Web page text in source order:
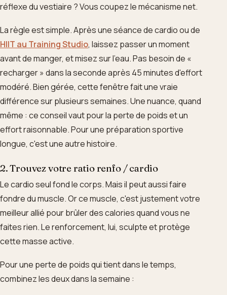
réflexe du vestiaire ? Vous coupez le mécanisme net.
La règle est simple. Après une séance de cardio ou de
HIIT au Training Studio, laissez passer un moment
avant de manger, et misez sur l'eau. Pas besoin de «
recharger » dans la seconde après 45 minutes d'effort
modéré. Bien gérée, cette fenêtre fait une vraie
différence sur plusieurs semaines. Une nuance, quand
même : ce conseil vaut pour la perte de poids et un
effort raisonnable. Pour une préparation sportive
longue, c'est une autre histoire.
2. Trouvez votre ratio renfo / cardio
Le cardio seul fond le corps. Mais il peut aussi faire
fondre du muscle. Or ce muscle, c'est justement votre
meilleur allié pour brûler des calories quand vous ne
faites rien. Le renforcement, lui, sculpte et protège
cette masse active.
Pour une perte de poids qui tient dans le temps,
combinez les deux dans la semaine :